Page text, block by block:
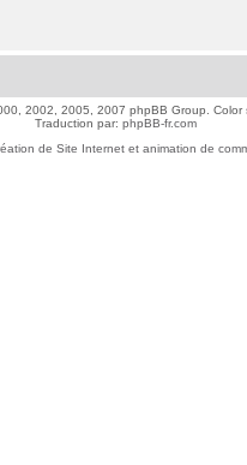
2002, 2005, 2007 phpBB Group. Color
Traduction par: phpBB-fr.com
de Site Internet et animation de